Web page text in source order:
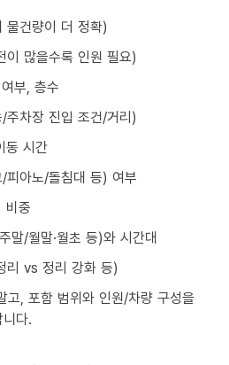
물건량이 더 정확)
많을수록 인원 필요)
부, 층수
차장 진입 조건/거리)
동 시간
피아노/돌침대 등) 여부
비중
말/월말·월초 등)와 시간대
리 vs 정리 강화 등)
고, 포함 범위와 인원/차량 구성을
다.